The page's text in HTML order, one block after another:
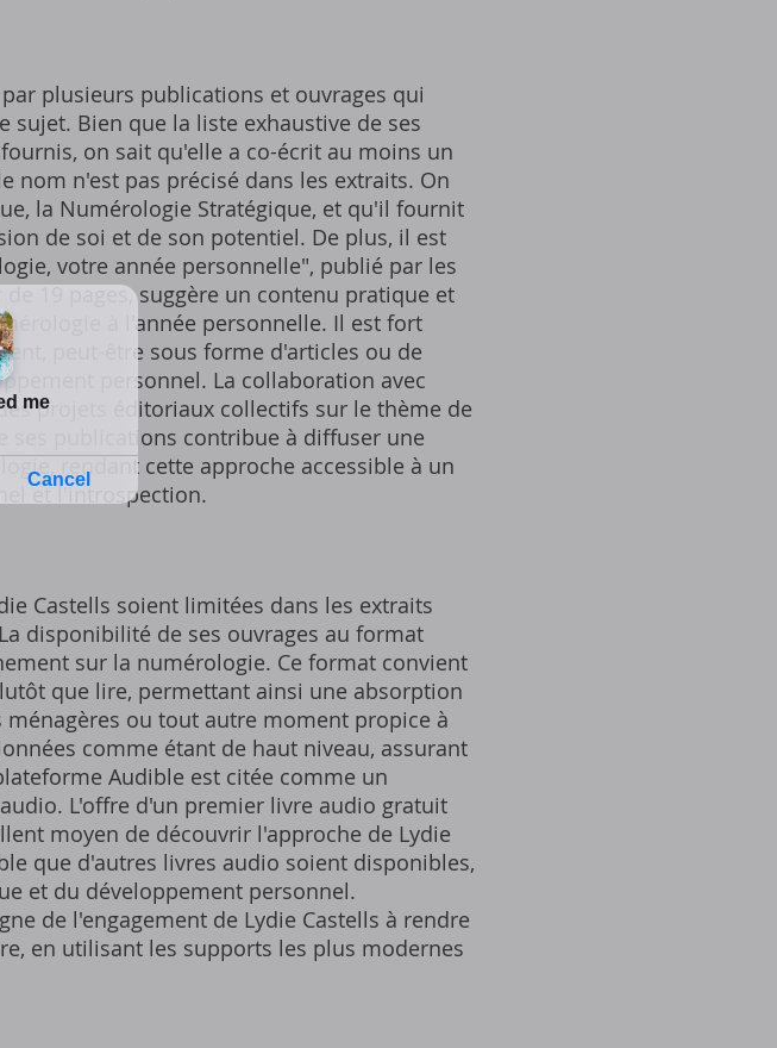
plusieurs publications et ouvrages qui
Bien que la liste exhaustive de ses
on sait qu'elle a co-écrit au moins un
nom n'est pas précisé dans les extraits. On
la Numérologie Stratégique, et qu'il fournit
de soi et de son potentiel. De plus, il est
votre année personnelle", publié par les
19 pages, suggère un contenu pratique et
à l'année personnelle. Il est fort
peut-être sous forme d'articles ou de
personnel. La collaboration avec
projets éditoriaux collectifs sur le thème de
ses publications contribue à diffuser une
rendant cette approche accessible à un
et l'introspection.
Castells soient limitées dans les extraits
disponibilité de ses ouvrages au format
sur la numérologie. Ce format convient
que lire, permettant ainsi une absorption
ou tout autre moment propice à
comme étant de haut niveau, assurant
Audible est citée comme un
L'offre d'un premier livre audio gratuit
moyen de découvrir l'approche de Lydie
que d'autres livres audio soient disponibles,
et du développement personnel.
de l'engagement de Lydie Castells à rendre
en utilisant les supports les plus modernes